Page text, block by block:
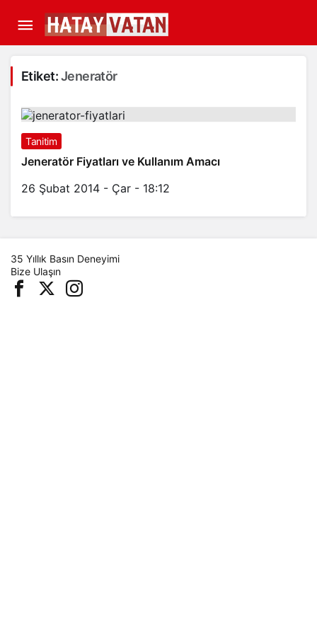
Etiket:Jeneratör
Tanitim
Jeneratör Fiyatları ve Kullanım Amacı
26 Şubat 2014 - Çar - 18:12
35 Yıllık Basın Deneyimi
Bize Ulaşın